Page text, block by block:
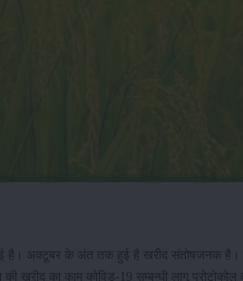
है। अक्टूबर के अंत तक हुई है खरीद संतोषजनक है।
खऱीद का काम कोविड-19 सम्बन्धी लागू प्रोटोकोल